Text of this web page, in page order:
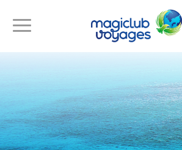
Toggle
Toggle
navigation